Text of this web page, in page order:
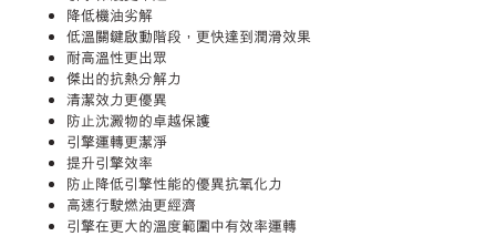
降低機油劣解
低溫關鍵啟動階段，更快達到潤滑效果
耐高溫性更出眾
傑出的抗熱分解力
清潔效力更優異
防止沈澱物的卓越保護
引擎運轉更潔淨
提升引擎效率
防止降低引擎性能的優異抗氧化力
高速行駛燃油更經濟
引擎在更大的溫度範圍中有效率運轉